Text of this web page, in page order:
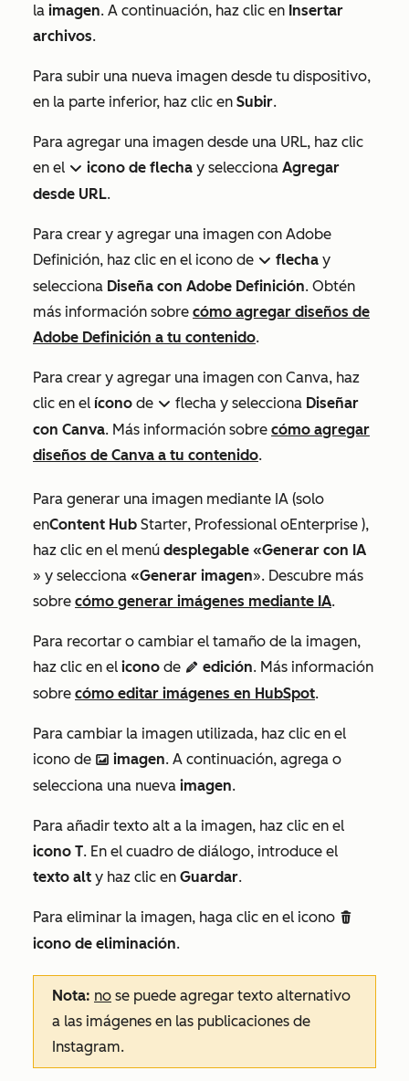
la imagen. A continuación, haz clic en Insertar
archivos.
Para subir una nueva imagen desde tu dispositivo,
en la parte inferior, haz clic en Subir.
Para agregar una imagen desde una URL, haz clic
en el down icono de flecha y selecciona Agregar
desde URL.
Para crear y agregar una imagen con Adobe
Definición, haz clic en el icono de down flecha y
selecciona Diseña con Adobe Definición. Obtén
más información sobre cómo agregar diseños de
Adobe Definición a tu contenido.
Para crear y agregar una imagen con Canva, haz
clic en el ícono de down flecha y selecciona Diseñar
con Canva. Más información sobre cómo agregar
diseños de Canva a tu contenido.
Para generar una imagen mediante IA (solo
enContent Hub Starter, Professional oEnterprise ),
haz clic en el menú desplegable «Generar con IA
» y selecciona «Generar imagen». Descubre más
sobre cómo generar imágenes mediante IA.
Para recortar o cambiar el tamaño de la imagen,
haz clic en el icono de editIcon edición. Más información
sobre cómo editar imágenes en HubSpot.
Para cambiar la imagen utilizada, haz clic en el
icono de insertImage ImageFfefe imagen. A continuación, agrega o
selecciona una nueva imagen.
Para añadir texto alt a la imagen, haz clic en el
icono T. En el cuadro de diálogo, introduce el
texto alt y haz clic en Guardar.
Para eliminar la imagen, haga clic en el icono delete
icono de eliminación.
Nota: no se puede agregar texto alternativo
a las imágenes en las publicaciones de
Instagram.